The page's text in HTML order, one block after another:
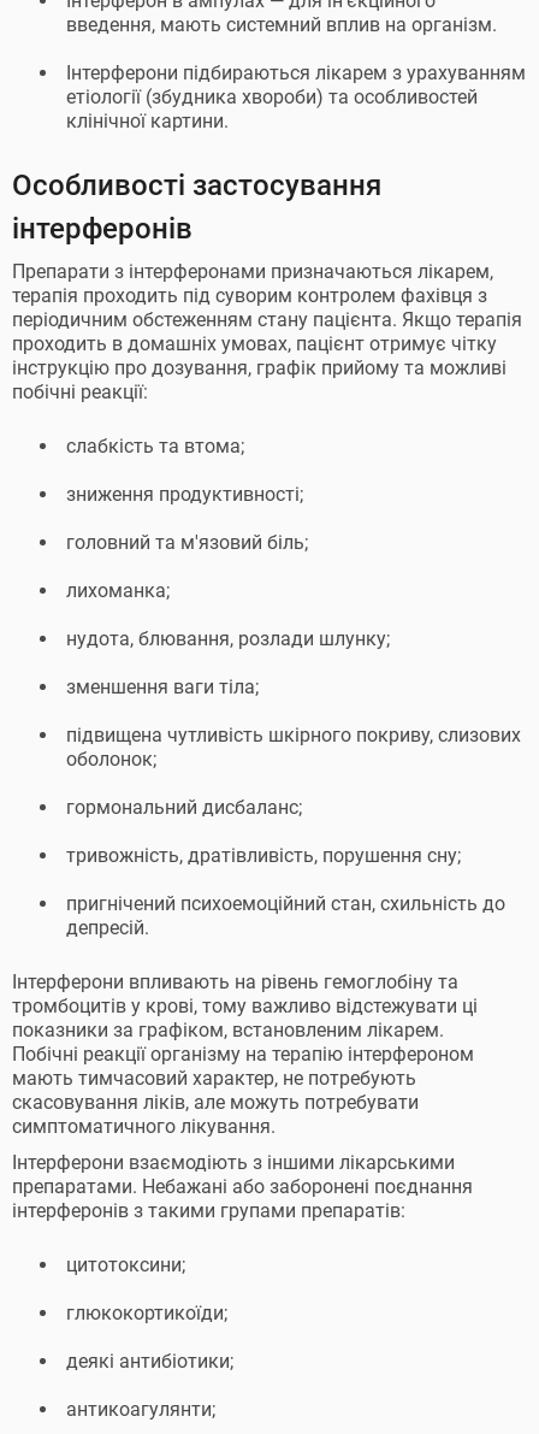
введення, мають системний вплив на організм.
Інтерферони підбираються лікарем з урахуванням
етіології (збудника хвороби) та особливостей
клінічної картини.
Особливості застосування
інтерферонів
Препарати з інтерферонами призначаються лікарем,
терапія проходить під суворим контролем фахівця з
періодичним обстеженням стану пацієнта. Якщо терапія
проходить в домашніх умовах, пацієнт отримує чітку
інструкцію про дозування, графік прийому та можливі
побічні реакції:
слабкість та втома;
зниження продуктивності;
головний та м'язовий біль;
лихоманка;
нудота, блювання, розлади шлунку;
зменшення ваги тіла;
підвищена чутливість шкірного покриву, слизових
оболонок;
гормональний дисбаланс;
тривожність, дратівливість, порушення сну;
пригнічений психоемоційний стан, схильність до
депресій.
Інтерферони впливають на рівень гемоглобіну та
тромбоцитів у крові, тому важливо відстежувати ці
показники за графіком, встановленим лікарем.
Побічні реакції організму на терапію інтерфероном
мають тимчасовий характер, не потребують
скасовування ліків, але можуть потребувати
симптоматичного лікування.
Інтерферони взаємодіють з іншими лікарськими
препаратами. Небажані або заборонені поєднання
інтерферонів з такими групами препаратів:
цитотоксини;
глюкокортикоїди;
деякі антибіотики;
антикоагулянти;